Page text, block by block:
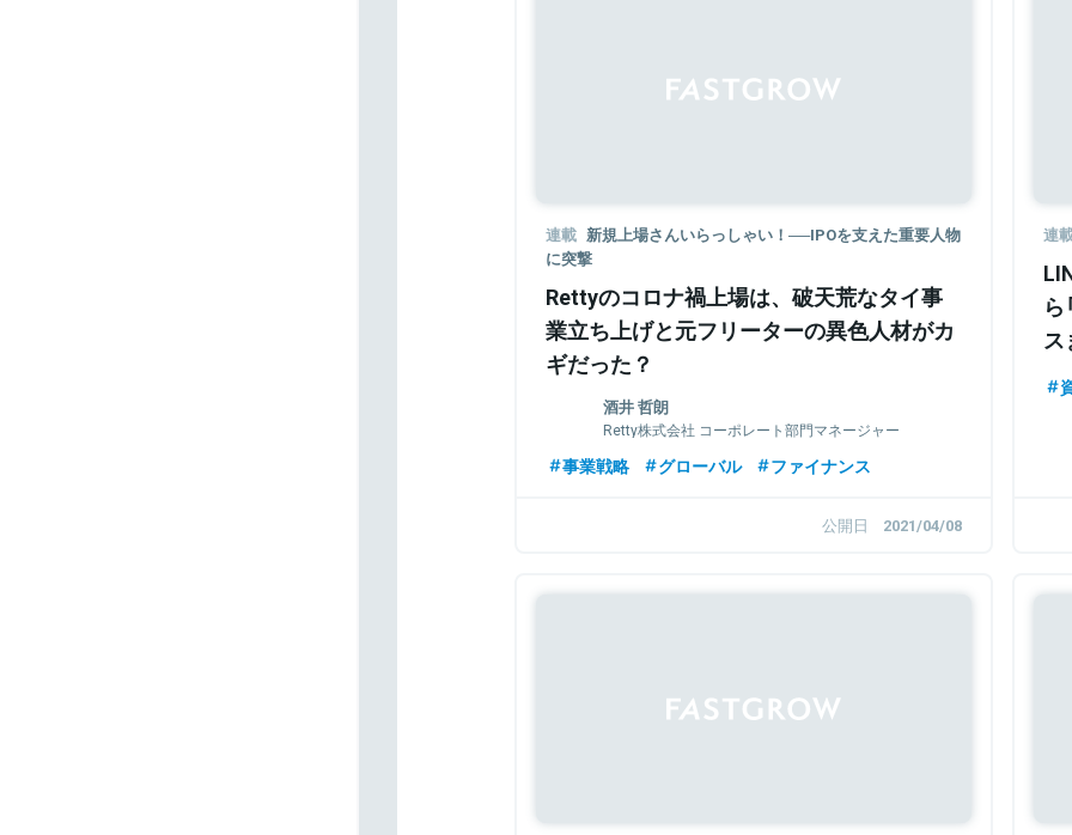
連載 新規上場さんいらっしゃい！──IPOを支えた重要人物
に突撃
Rettyのコロナ禍上場は、破天荒なタイ事
業立ち上げと元フリーターの異色人材がカ
ギだった？
酒井 哲朗
Retty株式会社 コーポレート部門マネージャー
事業戦略 グローバル ファイナンス
公開日 2021/04/08
連